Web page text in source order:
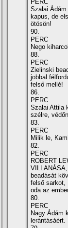
PERC
Szalai
kapus, de
ötösön!
90.
PERC
Nego
88.
PERC
Zielinski
jobbal
felső mellé!
86.
PERC
Szalai Attila
szélre,
83.
PERC
Milik le,
82.
PERC
ROBERT
beadását
felső sarkot,
oda az
80.
PERC
Nagy Ádám
lerántásáért.